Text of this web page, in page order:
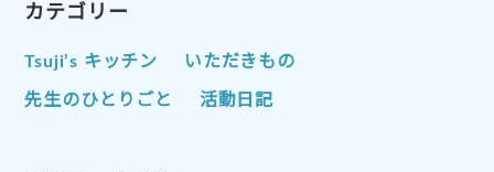
カテゴリー
Tsuji’s キッチン いただきもの
先生のひとりごと 活動日記